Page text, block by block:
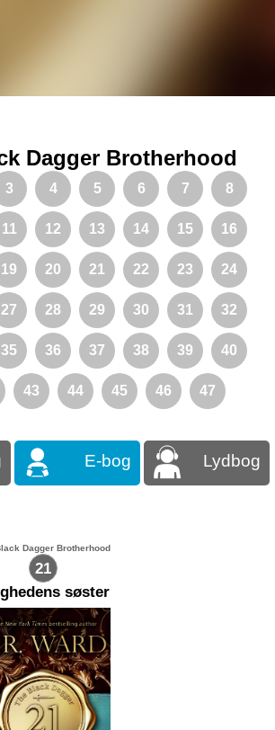
Dagger Brotherhood
3 4 5 6 7 8
11 12 13 14 15 16
19 20 21 22 23 24
27 28 29 30 31 32
35 36 37 38 39 40
43 44 45 46 47
E-bog Lydbog
21
Dagger Brotherhood
søster